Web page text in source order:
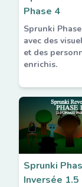
Phase 4
Sprunki
avec des
et des
enrichis.
Sprunki
Inversée 1.5